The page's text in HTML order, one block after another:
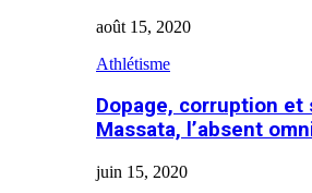
août 15, 2020
Athlétisme
Dopage, corruption et
Massata, l’absent
juin 15, 2020